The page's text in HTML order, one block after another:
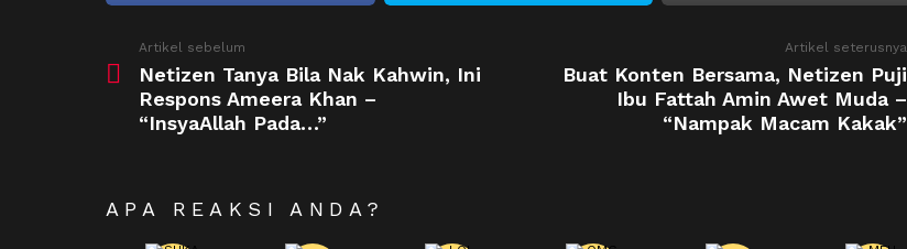
more
Artikel sebelum
Netizen Tanya Bila Nak Kahwin, Ini
Respons Ameera Khan –
“InsyaAllah Pada…”
Artikel seterusnya
Buat Konten Bersama, Netizen Puji
Ibu Fattah Amin Awet Muda –
“Nampak Macam Kakak”
APA REAKSI ANDA?